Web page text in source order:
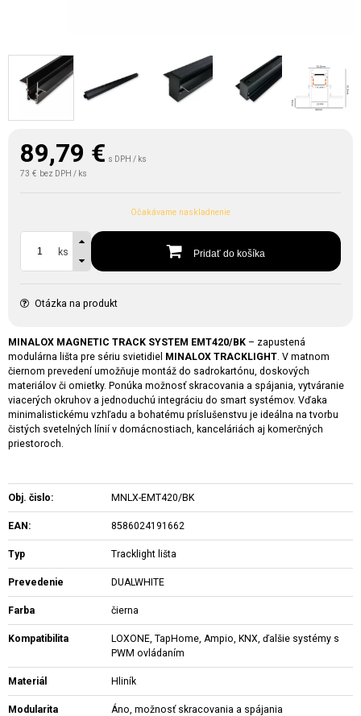
89,79 € s DPH / ks
73 € bez DPH / ks
Očakávame naskladnenie
ks Pridať do košíka
Otázka na produkt
MINALOX MAGNETIC TRACK SYSTEM EMT420/BK – zapustená
modulárna lišta pre sériu svietidiel MINALOX TRACKLIGHT . V matnom
čiernom prevedení umožňuje montáž do sadrokartónu, doskových
materiálov či omietky. Ponúka možnosť skracovania a spájania, vytváranie
viacerých okruhov a jednoduchú integráciu do smart systémov. Vďaka
minimalistickému vzhľadu a bohatému príslušenstvu je ideálna na tvorbu
čistých svetelných línií v domácnostiach, kanceláriách aj komerčných
priestoroch.
Obj. čislo: MNLX-EMT420/BK
EAN: 8586024191662
Typ Tracklight lišta
Prevedenie DUALWHITE
Farba čierna
Kompatibilita
LOXONE, TapHome, Ampio, KNX, ďalšie systémy s
PWM ovládaním
Materiál Hliník
Modularita Áno, možnosť skracovania a spájania